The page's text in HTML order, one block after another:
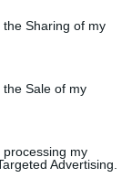
Sharing of my
Sale of my
my
Advertising.
για
Ασθενή,
By admin